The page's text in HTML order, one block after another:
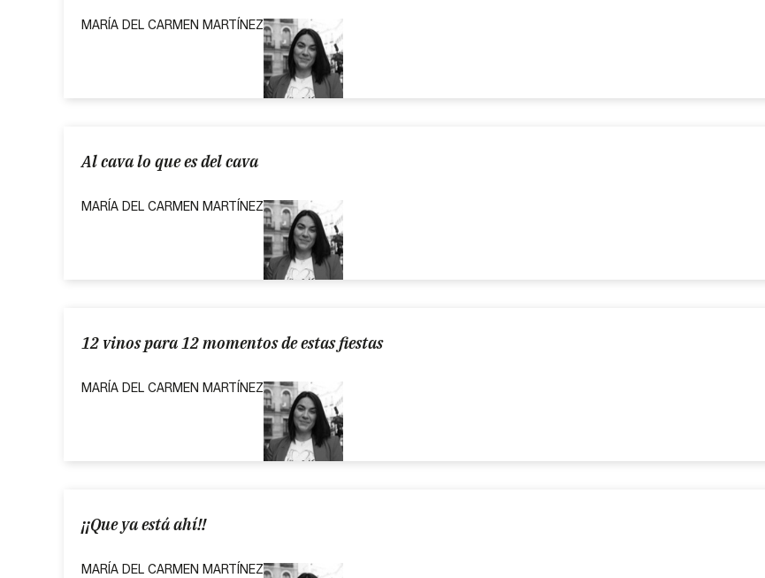
MARÍA DEL CARMEN MARTÍNEZ
Al cava lo que es del cava
MARÍA DEL CARMEN MARTÍNEZ
12 vinos para 12 momentos de estas fiestas
MARÍA DEL CARMEN MARTÍNEZ
¡¡Que ya está ahí!!
MARÍA DEL CARMEN MARTÍNEZ